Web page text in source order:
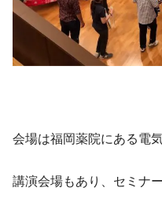
会場は福岡薬院にある電
講演会場もあり、セミナ